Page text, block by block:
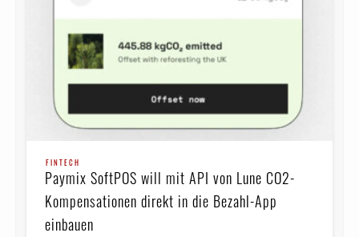
FINTECH
Paymix SoftPOS will mit API von Lune CO2-
Kompensationen direkt in die Bezahl-App
einbauen